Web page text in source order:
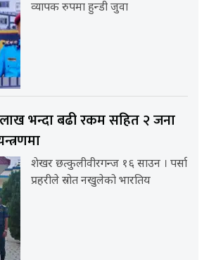
व्यापक रुपमा हुन्डी जुवा
भन्दा बढी रकम सहित २ जना
शेखर छत्कुलीवीरगन्ज १६ साउन । पर्सा
प्रहरीले स्रोत नखुलेको भारतिय